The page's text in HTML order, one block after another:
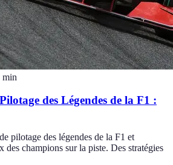
min
des Légendes de la F1 :
pilotage des légendes de la F1 et
des champions sur la piste. Des stratégies